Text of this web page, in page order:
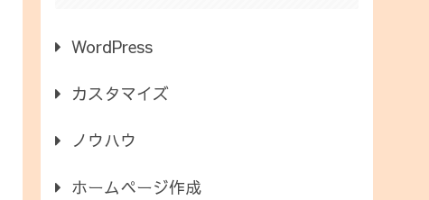
WordPress
カスタマイズ
ノウハウ
ホームページ作成